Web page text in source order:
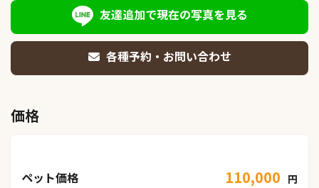
友達追加で現在の写真を見る
各種予約・お問い合わせ
価格
ペット価格 110,000 円